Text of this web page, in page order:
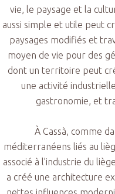
vie, le paysage et la
aussi simple et utile peut
paysages modifiés et
moyen de vie pour des
dont un territoire peut
une activité
gastronomie, et
À Cassà, comme
méditerranéens liés au
associé à l’industrie du
a créé une architecture